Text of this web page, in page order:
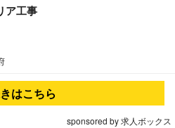
ア工事
はこちら
sponsored by 求人ボックス